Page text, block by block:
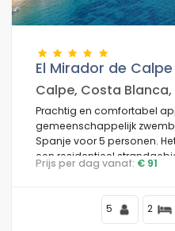
El Mirador de Calpe
Calpe, Costa Blanca,
Prachtig en comfortabel
gemeenschappelijk
Spanje voor 5 personen.
een residentieel
bars, winkels en
Prijs per dag vanaf: € 91
5 2